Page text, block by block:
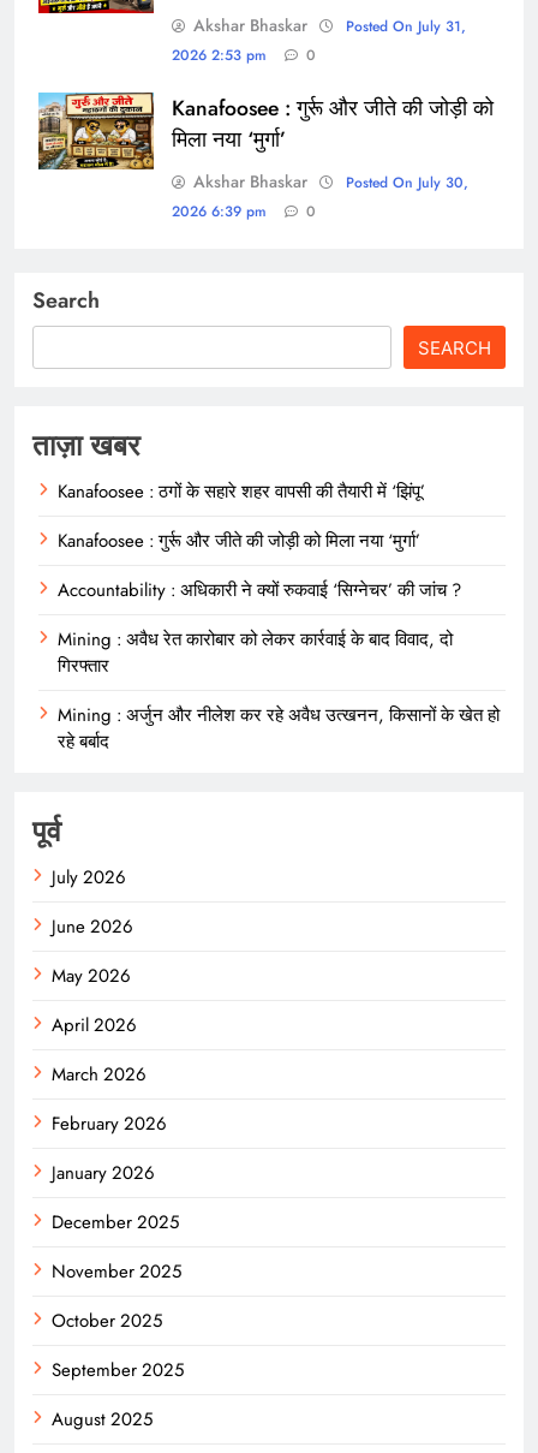
Akshar Bhaskar
Posted On July 31,
2026 2:53 pm
0
Kanafoosee : गुर्रू और जीते की जोड़ी को
मिला नया ‘मुर्गा’
Akshar Bhaskar
Posted On July 30,
2026 6:39 pm
0
Search
SEARCH
ताज़ा खबर
Kanafoosee : ठगों के सहारे शहर वापसी की तैयारी में ‘झिंपू’
Kanafoosee : गुर्रू और जीते की जोड़ी को मिला नया ‘मुर्गा’
Accountability : अधिकारी ने क्यों रुकवाई ‘सिग्नेचर’ की जांच ?
Mining : अवैध रेत कारोबार को लेकर कार्रवाई के बाद विवाद, दो
गिरफ्तार
Mining : अर्जुन और नीलेश कर रहे अवैध उत्खनन, किसानों के खेत हो
रहे बर्बाद
पूर्व
July 2026
June 2026
May 2026
April 2026
March 2026
February 2026
January 2026
December 2025
November 2025
October 2025
September 2025
August 2025